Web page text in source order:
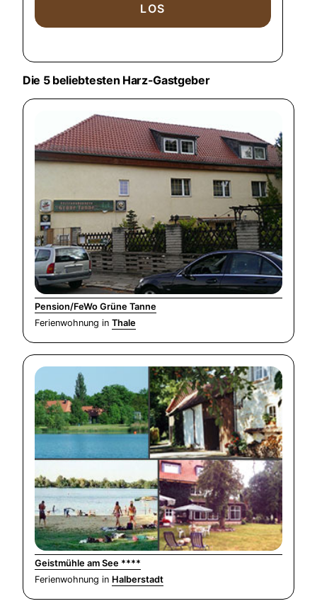
Die 5 beliebtesten Harz-Gastgeber
Pension/FeWo Grüne Tanne
Ferienwohnung in Thale
Geistmühle am See ****
Ferienwohnung in Halberstadt